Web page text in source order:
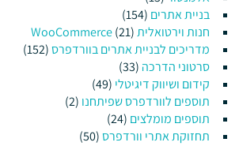
בניית אתרים(154)
חנות וירטואלית WooCommerce(21)
מדריכים לבניית אתרים בוורדפרס(152)
סרטוני הדרכה(33)
קידום ושיווק דיגיטלי(49)
תוספים לוורדפרס שפיתחנו(2)
תוספים מומלצים(24)
תחזוקת אתרי וורדפרס(50)